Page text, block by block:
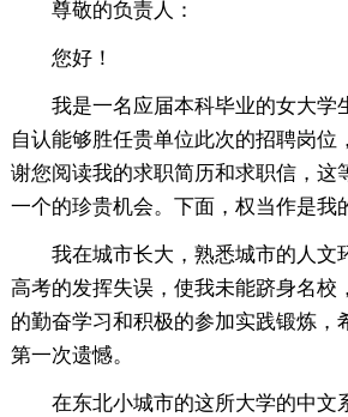
尊敬的负责人：
您好！
我是一名应届本科毕业的女大学
自认能够胜任贵单位此次的招聘岗位
谢您阅读我的求职简历和求职信，这
一个的珍贵机会。下面，权当作是我
我在城市长大，熟悉城市的人文
高考的发挥失误，使我未能跻身名校
的勤奋学习和积极的参加实践锻炼，
第一次遗憾。
在东北小城市的这所大学的中文